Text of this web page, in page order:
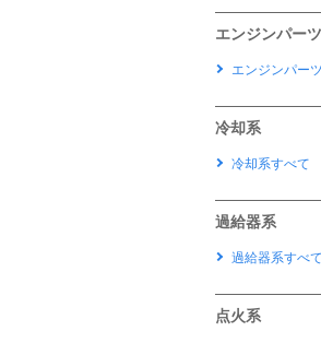
エンジンパーツ
エンジンパー
冷却系
冷却系すべて
過給器系
過給器系すべて
点火系